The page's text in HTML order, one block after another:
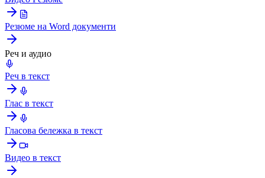
Резюме на Word документи
Реч и аудио
Реч в текст
Глас в текст
Гласова бележка в текст
Видео в текст